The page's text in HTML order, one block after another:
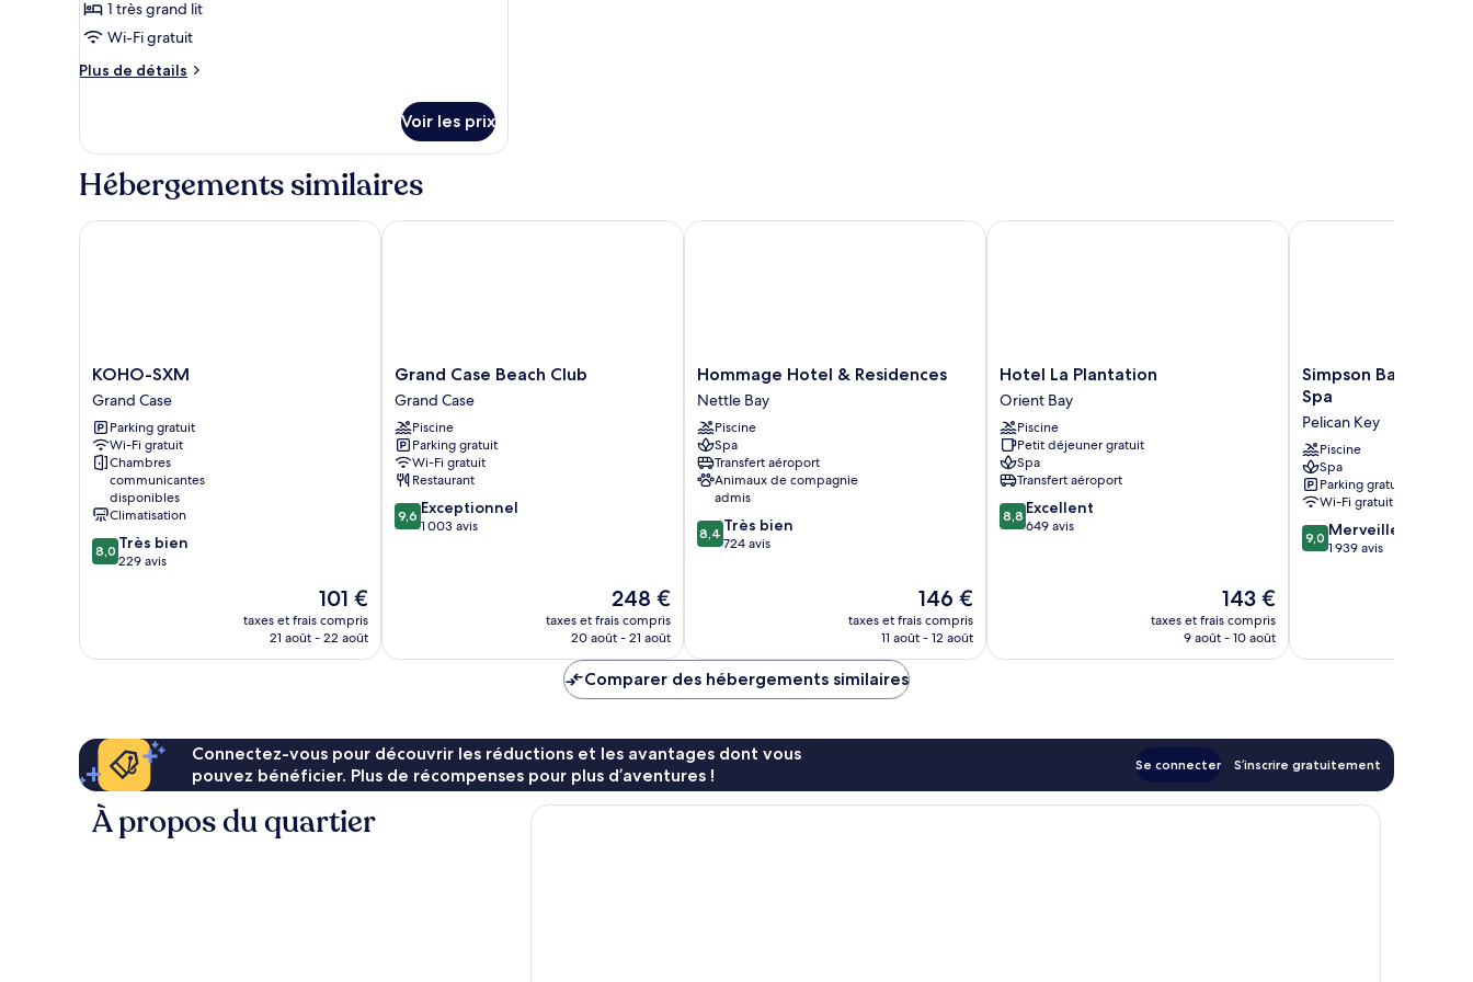
vue
mer
pour
ce
type
de
Chambre
Standard,
1
grand
1 très grand lit
Wi-Fi gratuit
Plus de détails
Plus
le
type
de
Chambre
Floor)
Voir les prix
Hébergements similaires
KOHO-
SXM
Grand
Case
KOHO-SXM
Grand Case
Parking gratuit
Wi-Fi gratuit
Chambres
communicantes
disponibles
Climatisation
8.0
sur
8,0 Très bien
229 avis
Le
nouveau
prix
101 €
taxes et frais compris
21 août - 22 août
KOHO-SXM
Grand
Case
Beach
Club
Grand
Case
Grand Case Beach Club
Grand Case
Piscine
Parking gratuit
Wi-Fi gratuit
Restaurant
9.6
sur
9,6 Exceptionnel
1 003 avis
Le
nouveau
prix
de
248 €
248 €
taxes et frais compris
20 août - 21 août
Grand Case Beach Club
Hommage
Hotel
&
Residences
Nettle
Bay
Hommage Hotel & Residences
Nettle Bay
Piscine
Spa
Transfert aéroport
Animaux de compagnie
admis
8.4
sur
8,4 Très bien
724 avis
Le
nouveau
prix
146 €
taxes et frais compris
11 août - 12 août
Hommage Hotel & Residences
Hotel
La
Plantation
Orient
Bay
Hotel La Plantation
Orient Bay
Piscine
Petit déjeuner gratuit
Spa
Transfert aéroport
8.8
sur
8,8 Excellent
649 avis
Le
nouveau
prix
143 €
taxes et frais compris
9 août - 10 août
Hotel La Plantation
Simpson
Bay
Resort,
Marina
&
Spa
Pelican
Key
Simpson Bay
Spa
Pelican Key
Piscine
Spa
Parking gratuit
Wi-Fi gratuit
9.0
sur
9,0 Merveilleux
1 939 avis
Simpson Bay Resort,
Comparer des hébergements similaires
Connectez-vous pour découvrir les réductions et les avantages dont vous
pouvez bénéficier. Plus de récompenses pour plus d’aventures !
Se connecter S’inscrire gratuitement
À propos du quartier